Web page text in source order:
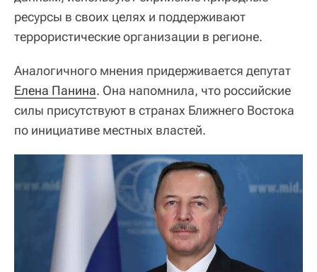
ресурсы в своих целях и поддерживают
террористические организации в регионе.
Аналогичного мнения придерживается депутат
Елена Панина. Она напомнила, что российские
силы присутствуют в странах Ближнего Востока
по инициативе местных властей.